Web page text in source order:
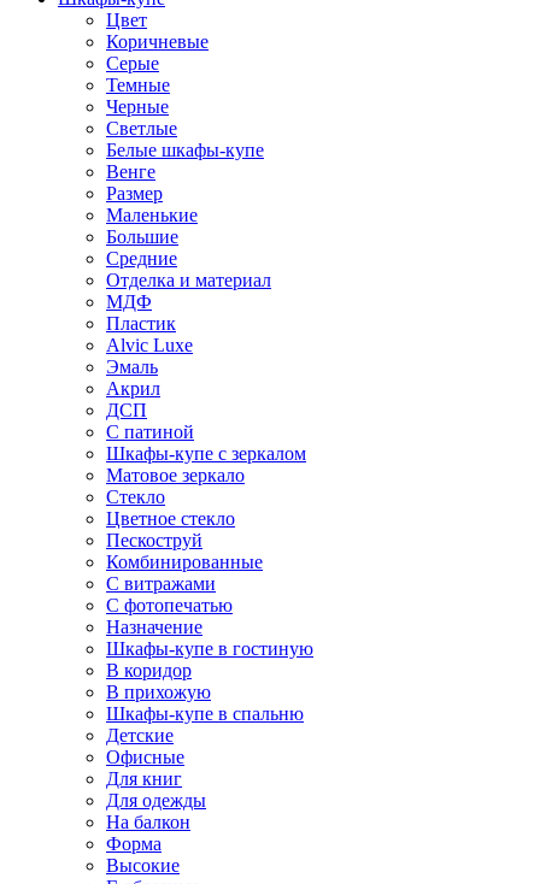
Цвет
Коричневые
Серые
Темные
Черные
Светлые
Белые шкафы-купе
Венге
Размер
Маленькие
Большие
Средние
Отделка и материал
МДФ
Пластик
Alvic Luxe
Эмаль
Акрил
ДСП
С патиной
Шкафы-купе с зеркалом
Матовое зеркало
Стекло
Цветное стекло
Пескоструй
Комбинированные
С витражами
С фотопечатью
Назначение
Шкафы-купе в гостиную
В коридор
В прихожую
Шкафы-купе в спальню
Детские
Офисные
Для книг
Для одежды
На балкон
Форма
Высокие